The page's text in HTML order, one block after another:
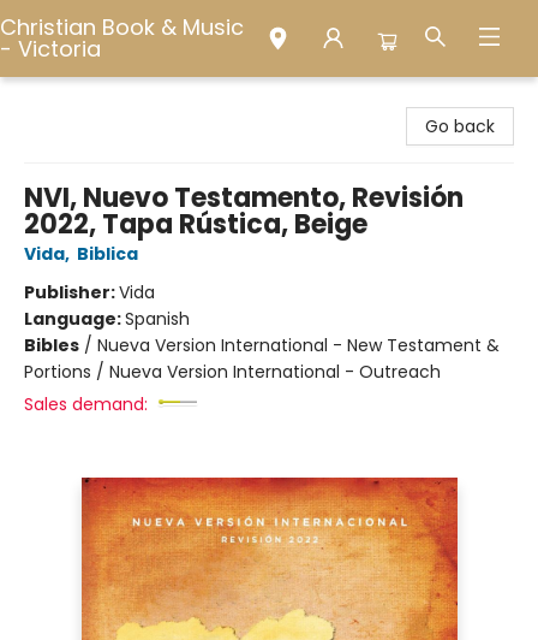
Christian Book & Music
- Victoria
Go back
NVI, Nuevo Testamento, Revisión
2022, Tapa Rústica, Beige
Vida, Biblica
Publisher:Vida
Language:Spanish
Bibles / Nueva Version International - New Testament &
Portions / Nueva Version International - Outreach
Sales demand: